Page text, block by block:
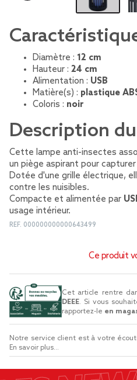
Diamètre : 12 cm
Hauteur : 24 cm
Alimentation : USB
Matière(s) : plastique
Coloris : noir
Description
Cette lampe anti-insectes
un piège aspirant pour
Dotée d'une grille électrique,
contre les nuisibles.
Compacte et alimentée par
usage intérieur.
REF. 000000000000643499
Ce produit
Cet article rentre
DEEE. Si vous
rapportez-le en
Notre service client est à votre
En savoir plus...